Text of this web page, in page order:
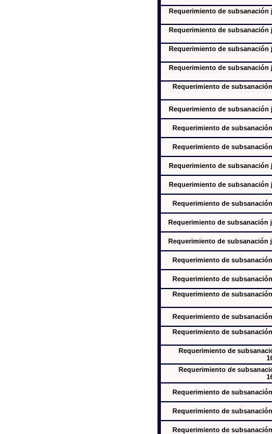
Requerimiento de
Requerimiento de
Requerimiento de
Requerimiento de
Requerimiento de
Requerimiento de subsanación
Requerimiento de
Requerimiento de
Requerimiento de subsanación
Requerimiento de subsanación
Requerimiento de
Requerimiento de subsanación
Requerimiento de subsanación
Requerimiento de
Requerimiento de
Requerimiento de
Requerimiento de
Requerimiento de
Requerimiento de
Requerimiento de
Requerimiento de
Requerimiento de
Requerimiento de